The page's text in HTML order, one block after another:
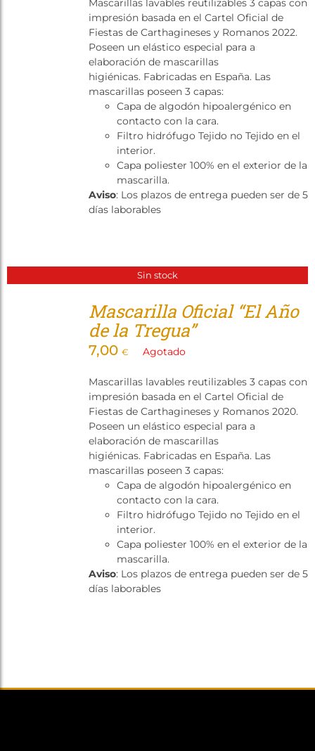
Tienda
Mascarillas lavables reutilizables 3 capas con
impresión basada en el Cartel Oficial de
Fiestas de Carthagineses y Romanos 2022.
Poseen un elástico especial para a
elaboración de mascarillas
higiénicas. Fabricadas en España. Las
mascarillas poseen 3 capas:
Capa de algodón hipoalergénico en
contacto con la cara.
Filtro hidrófugo Tejido no Tejido en el
interior.
Capa poliester 100% en el exterior de la
mascarilla.
Aviso: Los plazos de entrega pueden ser de 5
días laborables
Sin stock
Mascarilla Oficial “El Año
de la Tregua”
7,00 € Agotado
Mascarillas lavables reutilizables 3 capas con
impresión basada en el Cartel Oficial de
Fiestas de Carthagineses y Romanos 2020.
Poseen un elástico especial para a
elaboración de mascarillas
higiénicas. Fabricadas en España. Las
mascarillas poseen 3 capas:
Capa de algodón hipoalergénico en
contacto con la cara.
Filtro hidrófugo Tejido no Tejido en el
interior.
Capa poliester 100% en el exterior de la
mascarilla.
Aviso: Los plazos de entrega pueden ser de 5
días laborables